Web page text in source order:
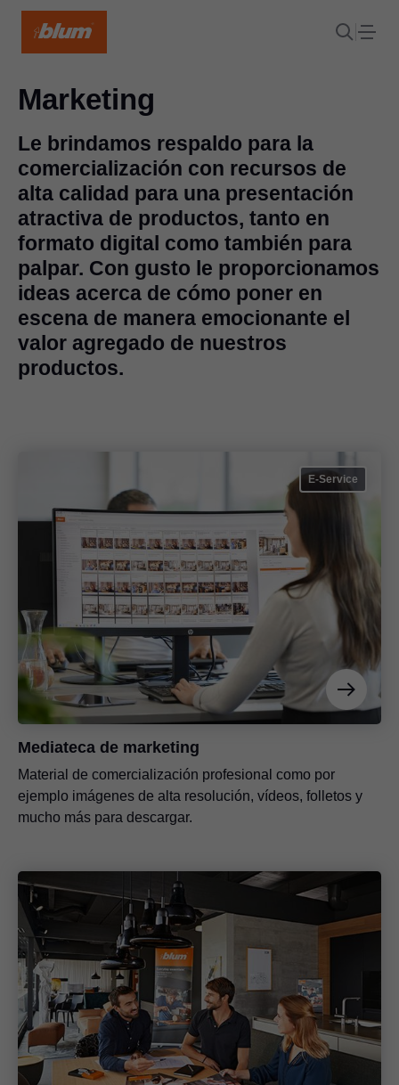
Marketing
Le brindamos respaldo para la
comercialización con recursos de
alta calidad para una presentación
atractiva de productos, tanto en
formato digital como también para
palpar. Con gusto le proporcionamos
ideas acerca de cómo poner en
escena de manera emocionante el
valor agregado de nuestros
productos.
E-Service
Mediateca de marketing
Material de comercialización profesional como por
ejemplo imágenes de alta resolución, vídeos, folletos y
mucho más para descargar.